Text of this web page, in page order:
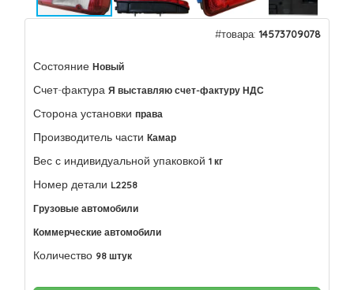
#товара: 14573709078
Состояние Новый
Счет-фактура Я выставляю счет-фактуру НДС
Сторона установки права
Производитель части Камар
Вес с индивидуальной упаковкой 1 кг
Номер детали L2258
Грузовые автомобили
Коммерческие автомобили
Количество 98 штук